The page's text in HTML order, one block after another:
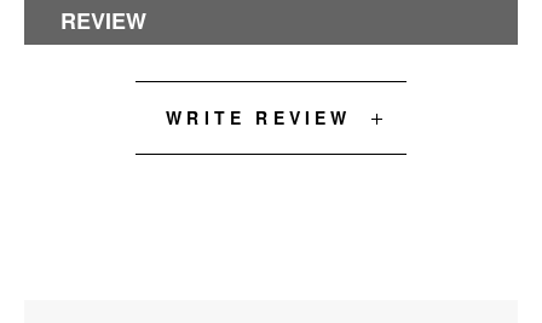
REVIEW
WRITE REVIEW